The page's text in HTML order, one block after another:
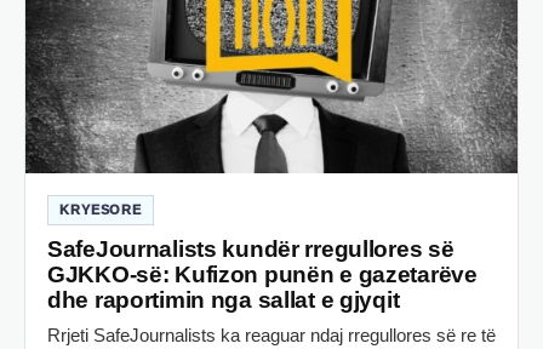
KRYESORE
SafeJournalists kundër rregullores së
GJKKO-së: Kufizon punën e gazetarëve
dhe raportimin nga sallat e gjyqit
Rrjeti SafeJournalists ka reaguar ndaj rregullores së re të